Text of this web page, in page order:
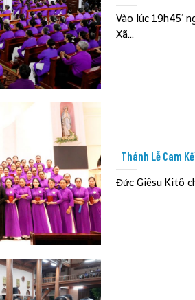
Vào lúc 19h45’
Xã...
Thánh Lễ Cam
Đức Giêsu Kitô